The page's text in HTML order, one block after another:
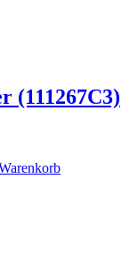
(111267C3)